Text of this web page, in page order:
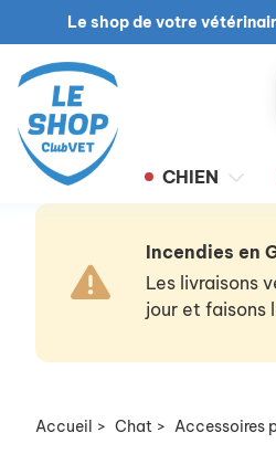
Le shop de votre
CHIEN
Incendies en
Les livraisons
jour et faisons
Accueil > Chat > Accessoires